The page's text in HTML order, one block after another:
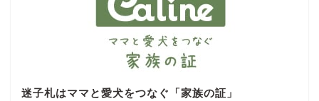
迷子札はママと愛犬をつなぐ「家族の証」